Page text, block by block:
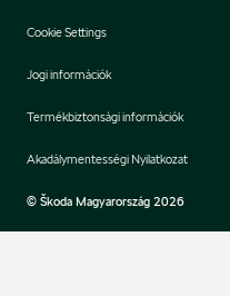
© Škoda Magyarország 2026
Cookie Settings
Jogi információk
Termékbiztonsági információk
Akadálymentességi Nyilatkozat